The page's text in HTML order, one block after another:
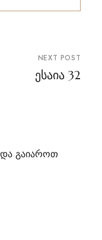
NEXT POST
ესაია 32
გაიაროთ